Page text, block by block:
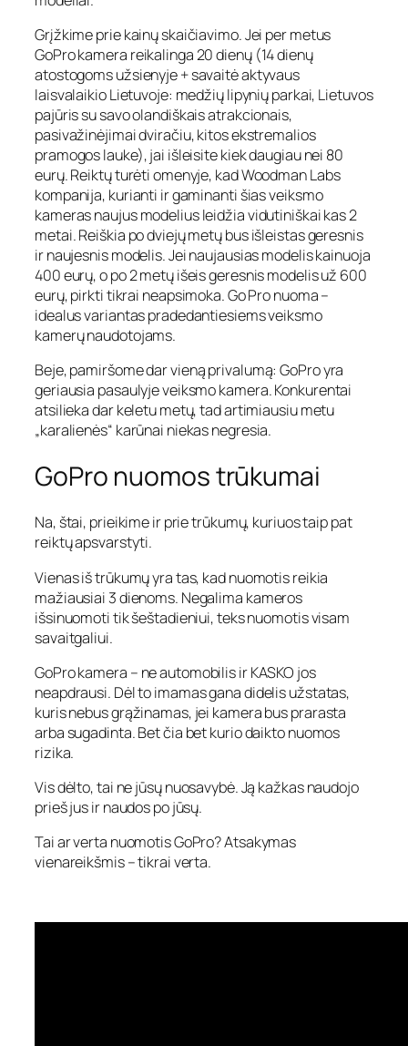
Grįžkime prie kainų skaičiavimo. Jei per metus
GoPro kamera reikalinga 20 dienų (14 dienų
atostogoms užsienyje + savaitė aktyvaus
laisvalaikio Lietuvoje: medžių lipynių parkai, Lietuvos
pajūris su savo olandiškais atrakcionais,
pasivažinėjimai dviračiu, kitos ekstremalios
pramogos lauke), jai išleisite kiek daugiau nei 80
eurų. Reiktų turėti omenyje, kad Woodman Labs
kompanija, kurianti ir gaminanti šias veiksmo
kameras naujus modelius leidžia vidutiniškai kas 2
metai. Reiškia po dviejų metų bus išleistas geresnis
ir naujesnis modelis. Jei naujausias modelis kainuoja
400 eurų, o po 2 metų išeis geresnis modelis už 600
eurų, pirkti tikrai neapsimoka. Go Pro nuoma –
idealus variantas pradedantiesiems veiksmo
kamerų naudotojams.
Beje, pamiršome dar vieną privalumą: GoPro yra
geriausia pasaulyje veiksmo kamera. Konkurentai
atsilieka dar keletu metų, tad artimiausiu metu
„karalienės“ karūnai niekas negresia.
GoPro nuomos trūkumai
Na, štai, prieikime ir prie trūkumų, kuriuos taip pat
reiktų apsvarstyti.
Vienas iš trūkumų yra tas, kad nuomotis reikia
mažiausiai 3 dienoms. Negalima kameros
išsinuomoti tik šeštadieniui, teks nuomotis visam
savaitgaliui.
GoPro kamera – ne automobilis ir KASKO jos
neapdrausi. Dėl to imamas gana didelis užstatas,
kuris nebus grąžinamas, jei kamera bus prarasta
arba sugadinta. Bet čia bet kurio daikto nuomos
rizika.
Vis dėlto, tai ne jūsų nuosavybė. Ją kažkas naudojo
prieš jus ir naudos po jūsų.
Tai ar verta nuomotis GoPro? Atsakymas
vienareikšmis – tikrai verta.